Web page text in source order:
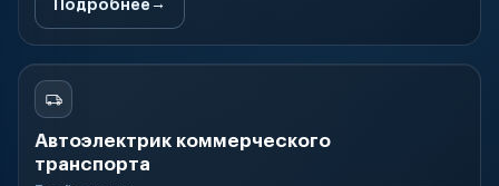
Подробнее
Автоэлектрик коммерческого
транспорта